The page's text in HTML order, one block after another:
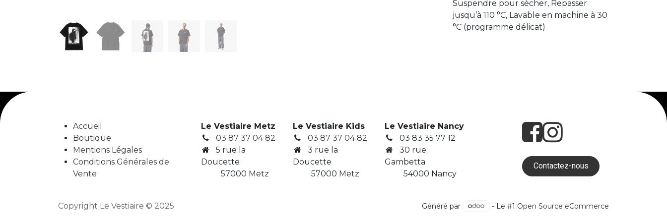
Suspendre pour sécher, Repasser
jusqu’à 110 °C, Lavable en machine à 30
°C (programme délicat)
Accueil
Boutique
Mentions Légales
Conditions Générales de
Vente
Le Vestiaire Metz
03 87 37 04 82
5 rue la
Doucette
57000 Metz
Le Vestiaire Kids
03 87 37 04 82
3 rue la
Doucette
​ 57000 Metz
Le Vestiaire Nancy
03 83 35 77 12
30 rue
Gambetta
​ 54000 Nancy
Contactez-nous
Copyright Le Vestiaire © 2025 Généré par - Le #1 Open Source eCommerce